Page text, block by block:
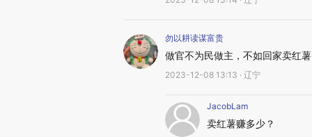
勿以耕读谋富贵
做官不为民做主，不如回家卖红薯
2023-12-08 13:13 · 辽宁
JacobLam
卖红薯赚多少？